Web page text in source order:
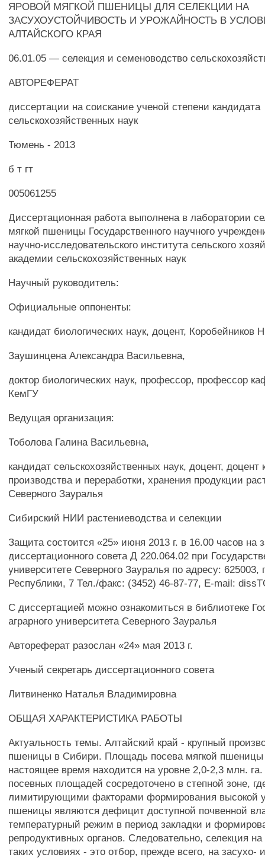
ЯРОВОЙ МЯГКОЙ ПШЕНИЦЫ ДЛЯ СЕЛЕКЦИИ НА
ЗАСУХОУСТОЙЧИВОСТЬ И УРОЖАЙНОСТЬ В
АЛТАЙСКОГО КРАЯ
06.01.05 — селекция и семеноводство
АВТОРЕФЕРАТ
диссертации на соискание ученой степени кандидата
сельскохозяйственных наук
Тюмень - 2013
б т гт
005061255
Диссертационная работа выполнена в лаборатории
мягкой пшеницы Государственного научного
научно-исследовательского института сельского
академии сельскохозяйственных наук
Научный руководитель:
Официальные оппоненты:
кандидат биологических наук, доцент, Коробейников
Заушинцена Александра Васильевна,
доктор биологических наук, профессор, профессор
КемГУ
Ведущая организация:
Тоболова Галина Васильевна,
кандидат сельскохозяйственных наук, доцент,
производства и переработки, хранения продукции
Северного Зауралья
Сибирский НИИ растениеводства и селекции
Защита состоится «25» июня 2013 г. в 16.00 часов на
диссертационного совета Д 220.064.02 при
университете Северного Зауралья по адресу: 625003,
Республики, 7 Тел./факс: (3452) 46-87-77, E-mail:
С диссертацией можно ознакомиться в библиотеке
аграрного университета Северного Зауралья
Автореферат разослан «24» мая 2013 г.
Ученый секретарь диссертационного совета
Литвиненко Наталья Владимировна
ОБЩАЯ ХАРАКТЕРИСТИКА РАБОТЫ
Актуальность темы. Алтайский край - крупный
пшеницы в Сибири. Площадь посева мягкой пшеницы
настоящее время находится на уровне 2,0-2,3 млн.
посевных площадей сосредоточено в степной зоне,
лимитирующими факторами формирования высокой
пшеницы являются дефицит доступной почвенной
температурный режим в период закладки и
репродуктивных органов. Следовательно, селекция
таких условиях - это отбор, прежде всего, на засухо-